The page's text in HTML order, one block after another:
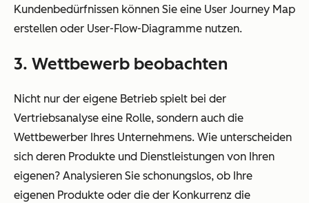
Kundenbedürfnissen können Sie eine User Journey Map
erstellen oder User-Flow-Diagramme nutzen.
3. Wettbewerb beobachten
Nicht nur der eigene Betrieb spielt bei der
Vertriebsanalyse eine Rolle, sondern auch die
Wettbewerber Ihres Unternehmens. Wie unterscheiden
sich deren Produkte und Dienstleistungen von Ihren
eigenen? Analysieren Sie schonungslos, ob Ihre
eigenen Produkte oder die der Konkurrenz die